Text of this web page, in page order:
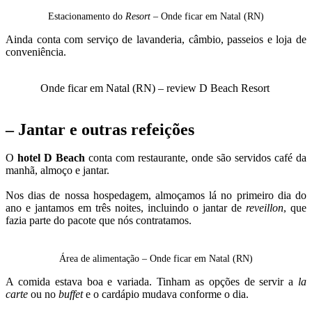
Estacionamento do Resort – Onde ficar em Natal (RN)
Ainda conta com serviço de lavanderia, câmbio, passeios e loja de
conveniência.
Onde ficar em Natal (RN) – review D Beach Resort
– Jantar e outras refeições
O hotel D Beach conta com restaurante, onde são servidos café da
manhã, almoço e jantar.
Nos dias de nossa hospedagem, almoçamos lá no primeiro dia do
ano e jantamos em três noites, incluindo o jantar de reveillon, que
fazia parte do pacote que nós contratamos.
Área de alimentação – Onde ficar em Natal (RN)
A comida estava boa e variada. Tinham as opções de servir a la
carte ou no buffete o cardápio mudava conforme o dia.